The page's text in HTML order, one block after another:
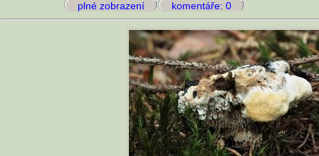
plné zobrazení komentáře: 0